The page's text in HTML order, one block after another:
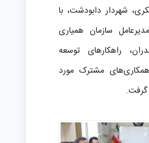
شهردار دابودشت، با
سازمان همیاری
راهکارهای توسعه
مشترک مورد
گرفت.